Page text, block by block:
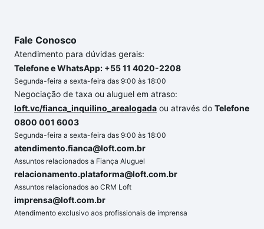
Fale Conosco
Atendimento para dúvidas gerais:
Telefone e WhatsApp: +55 11 4020-2208
Segunda-feira a sexta-feira das 9:00 às 18:00
Negociação de taxa ou aluguel em atraso:
loft.vc/fianca_inquilino_arealogada ou através do Telefone
0800 001 6003
Segunda-feira a sexta-feira das 9:00 às 18:00
atendimento.fianca@loft.com.br
Assuntos relacionados a Fiança Aluguel
relacionamento.plataforma@loft.com.br
Assuntos relacionados ao CRM Loft
imprensa@loft.com.br
Atendimento exclusivo aos profissionais de imprensa